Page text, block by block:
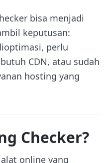
bisa menjadi
keputusan:
perlu
CDN, atau sudah
hosting yang
Checker?
online yang